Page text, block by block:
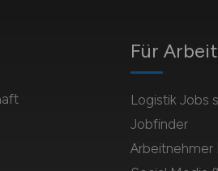
Für
Logistik Jobs
Jobfinder
Arbeitnehmer